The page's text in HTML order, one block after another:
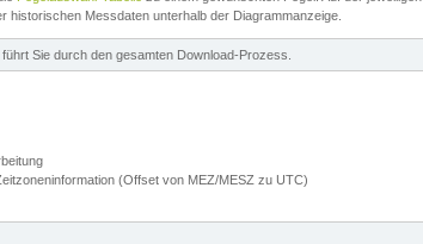
historischen Messdaten unterhalb der Diagrammanzeige.
führt Sie durch den gesamten Download-Prozess.
(Offset von MEZ/MESZ zu UTC)